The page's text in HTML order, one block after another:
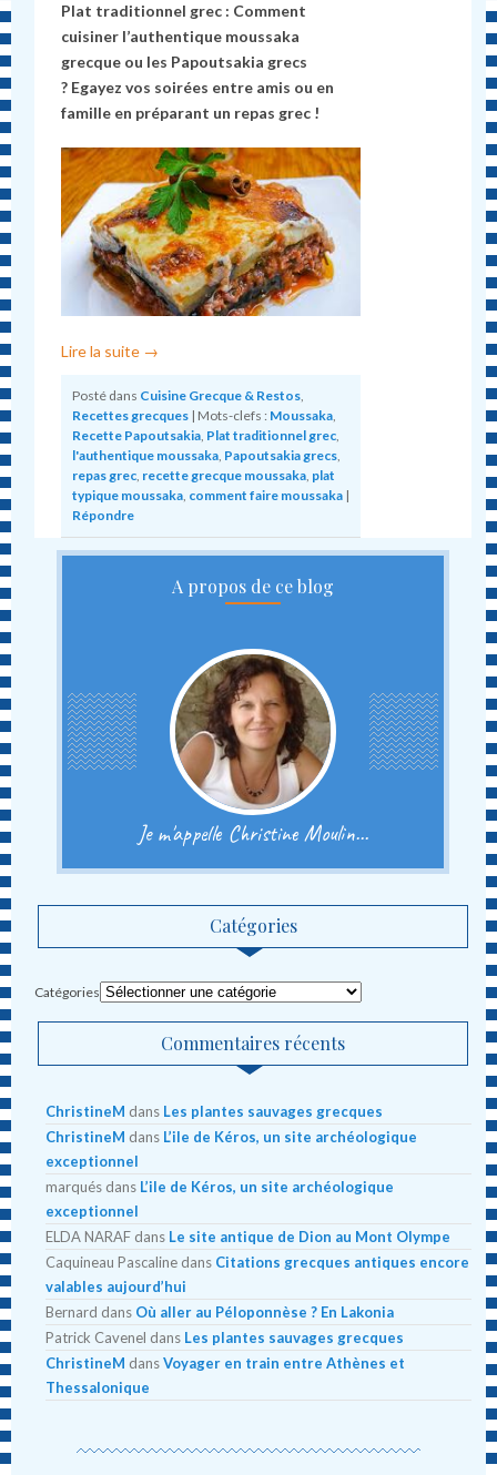
Plat traditionnel grec : Comment
cuisiner l’authentique moussaka
grecque ou les Papoutsakia grecs
? Egayez vos soirées entre amis ou en
famille en préparant un repas grec !
Lire la suite →
Posté dans Cuisine Grecque & Restos
Recettes grecques | Mots-clefs : Moussaka
Recette Papoutsakia Plat traditionnel grec
l'authentique moussaka Papoutsakia grecs
repas grec recette grecque moussaka plat
typique moussaka comment faire moussaka |
Répondre
A propos de ce blog
Je m'appelle Christine Moulin...
Catégories
Catégories
Commentaires récents
ChristineM dans Les plantes sauvages grecques
ChristineM dans L’ile de Kéros, un site archéologique
exceptionnel
marqués dans L’ile de Kéros, un site archéologique
exceptionnel
ELDA NARAF dans Le site antique de Dion au Mont Olympe
Caquineau Pascaline dans Citations grecques antiques encore
valables aujourd’hui
Bernard dans Où aller au Péloponnèse ? En Lakonia
Patrick Cavenel dans Les plantes sauvages grecques
ChristineM dansVoyager en train entre Athènes et
Thessalonique